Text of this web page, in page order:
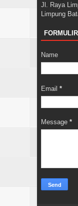
Jl. Raya
Limpung
Name
Email *
Message *